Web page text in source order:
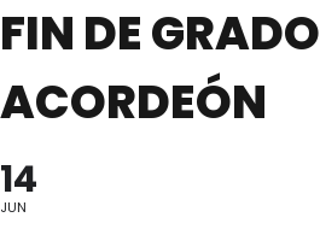
FIN DE GRADO
ACORDEÓN
14
JUN